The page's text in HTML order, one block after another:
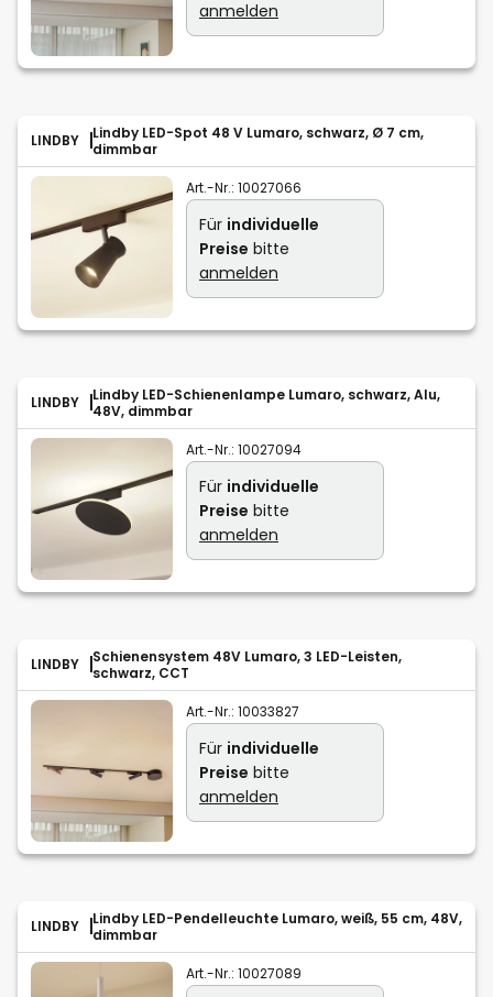
anmelden
LINDBY
Lindby LED-Spot 48 V Lumaro, schwarz, Ø 7 cm,
dimmbar
Art.-Nr.: 10027066
Für individuelle
Preise bitte
anmelden
LINDBY
Lindby LED-Schienenlampe Lumaro, schwarz, Alu,
48V, dimmbar
Art.-Nr.: 10027094
Für individuelle
Preise bitte
anmelden
LINDBY
Schienensystem 48V Lumaro, 3 LED-Leisten,
schwarz, CCT
Art.-Nr.: 10033827
Für individuelle
Preise bitte
anmelden
LINDBY
Lindby LED-Pendelleuchte Lumaro, weiß, 55 cm, 48V,
dimmbar
Art.-Nr.: 10027089